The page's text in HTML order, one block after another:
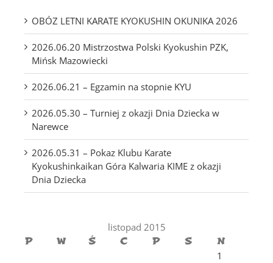
OBÓZ LETNI KARATE KYOKUSHIN OKUNIKA 2026
2026.06.20 Mistrzostwa Polski Kyokushin PZK,
Mińsk Mazowiecki
2026.06.21 – Egzamin na stopnie KYU
2026.05.30 – Turniej z okazji Dnia Dziecka w
Narewce
2026.05.31 – Pokaz Klubu Karate
Kyokushinkaikan Góra Kalwaria KIME z okazji
Dnia Dziecka
listopad 2015
P
W Ś C P S
N
1